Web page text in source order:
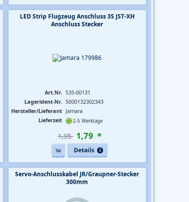
LED Strip Flugzeug Anschluss 3S JST-XH
Anschluss Stecker
Art.Nr. 535-00131
Lagerident-Nr. 5000132302343
Hersteller/Lieferant Jamara
Lieferzeit
2-5 Werktage
1,95  1,79 *
Details
Servo-Anschlusskabel JR/Graupner-Stecker
300mm